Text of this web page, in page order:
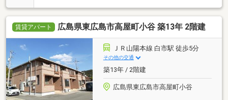
賃貸アパート 広島県東広島市高屋町小谷 築13年 2階建
ＪＲ山陽本線 白市駅 徒歩5分
その他の交通
築13年 / 2階建
広島県東広島市高屋町小谷